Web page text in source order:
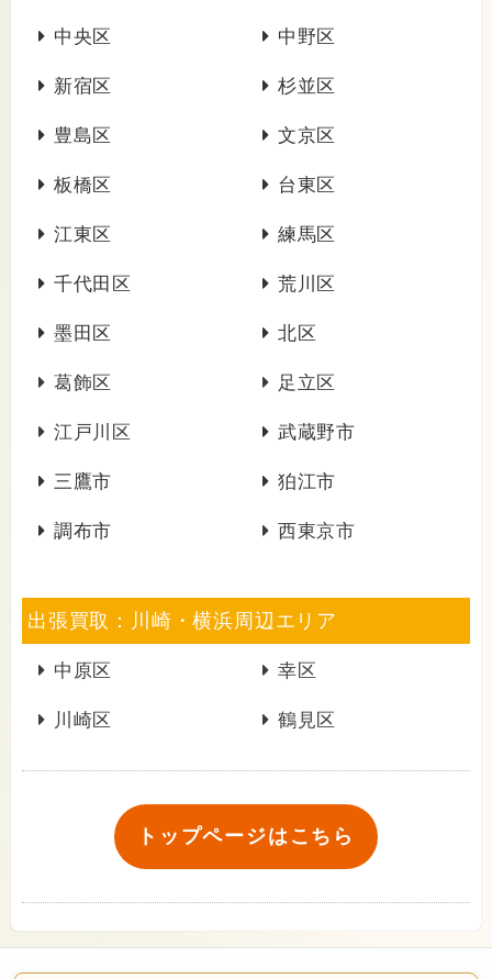
中央区 中野区
新宿区 杉並区
豊島区 文京区
板橋区 台東区
江東区 練馬区
千代田区 荒川区
墨田区 北区
葛飾区 足立区
江戸川区 武蔵野市
三鷹市 狛江市
調布市 西東京市
出張買取：川崎・横浜周辺エリア
中原区 幸区
川崎区 鶴見区
トップページはこちら